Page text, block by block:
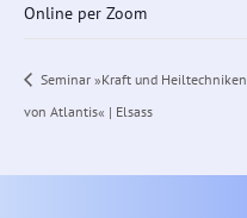
Online per Zoom
Seminar »Kraft und Heiltechniken
von Atlantis« | Elsass